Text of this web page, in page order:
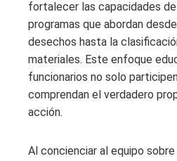
fortalecer las capacidades
programas que abordan
desechos hasta la
materiales. Este enfoque
funcionarios no solo
comprendan el verdadero
acción.
Al concienciar al equipo sobre